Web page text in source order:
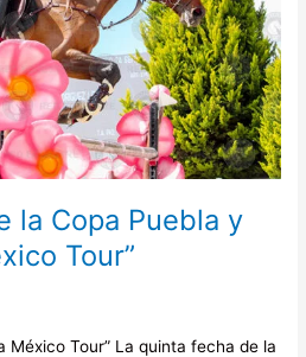
la Copa Puebla y
Tour”
México Tour” La quinta fecha de la